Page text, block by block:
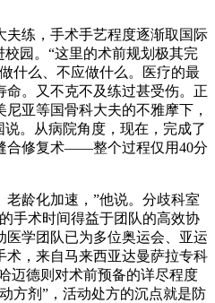
练，手术手艺程度逐渐取国际
园。“这里的术前规划极其完
什么、不应做什么。医疗的最
。又不克不及练过甚受伤。正
亚等国骨科大夫的不雅摩下，
。从病院角度，现在，完成了
合修复术——整个过程仅用40分
龄化加速，”他说。分歧科室
手术时间得益于团队的高效协
学团队已为多位奥运会、亚运
术，来自马来西亚达曼萨拉专科
迈德则对术前预备的详尽程度
方剂”，活动处方的沉点就是防